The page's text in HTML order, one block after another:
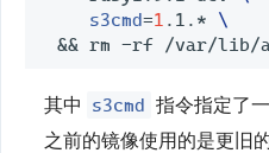
s3cmd=1.1.* \
&&
其中 s3cmd 指令指定了
之前的镜像使用的是更旧